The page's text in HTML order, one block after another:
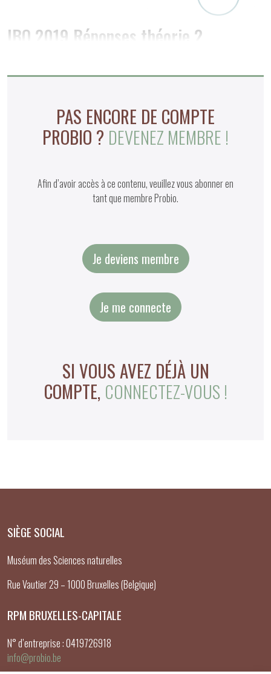
IBO 2019 Réponses théorie 2
PAS ENCORE DE COMPTE
PROBIO ? DEVENEZ MEMBRE !
Afin d’avoir accès à ce contenu, veuillez vous abonner en
tant que membre Probio.
Je deviens membre
Je me connecte
SI VOUS AVEZ DÉJÀ UN
COMPTE, CONNECTEZ-VOUS !
SIÈGE SOCIAL
Muséum des Sciences naturelles
Rue Vautier 29 – 1000 Bruxelles (Belgique)
RPM BRUXELLES-CAPITALE
N° d’entreprise : 0419726918
info@probio.be